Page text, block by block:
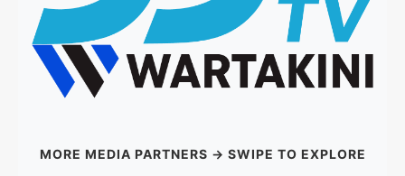
MORE MEDIA PARTNERS → SWIPE TO EXPLORE